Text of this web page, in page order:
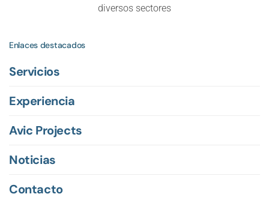
diversos sectores
Enlaces destacados
Servicios
Experiencia
Avic Projects
Noticias
Contacto